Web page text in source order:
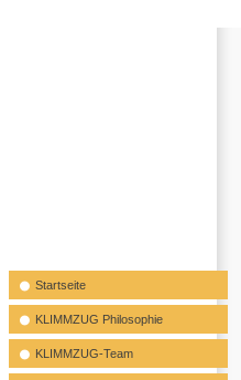
Startseite
KLIMMZUG Philosophie
KLIMMZUG-Team